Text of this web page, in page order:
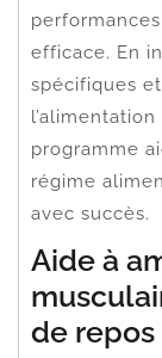
efficace. En
spécifiques
programme
régime
avec succès.
Aide à
de